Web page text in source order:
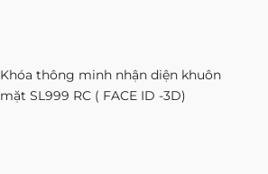
Khóa thông minh nhận diện khuôn
mặt SL999 RC ( FACE ID -3D)